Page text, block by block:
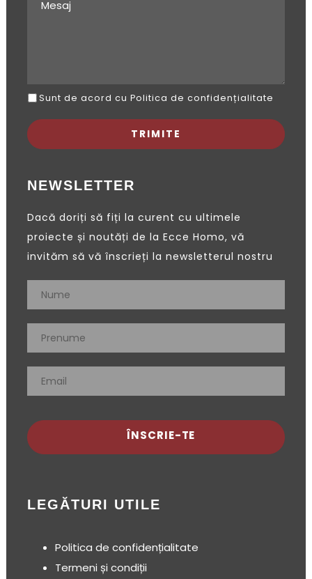
Sunt de acord cu Politica de confidențialitate
NEWSLETTER
Dacă doriți să fiți la curent cu ultimele
proiecte și noutăți de la Ecce Homo, vă
invităm să vă înscrieți la newsletterul nostru
ÎNSCRIE-TE
LEGĂTURI UTILE
Politica de confidențialitate
Termeni și condiții